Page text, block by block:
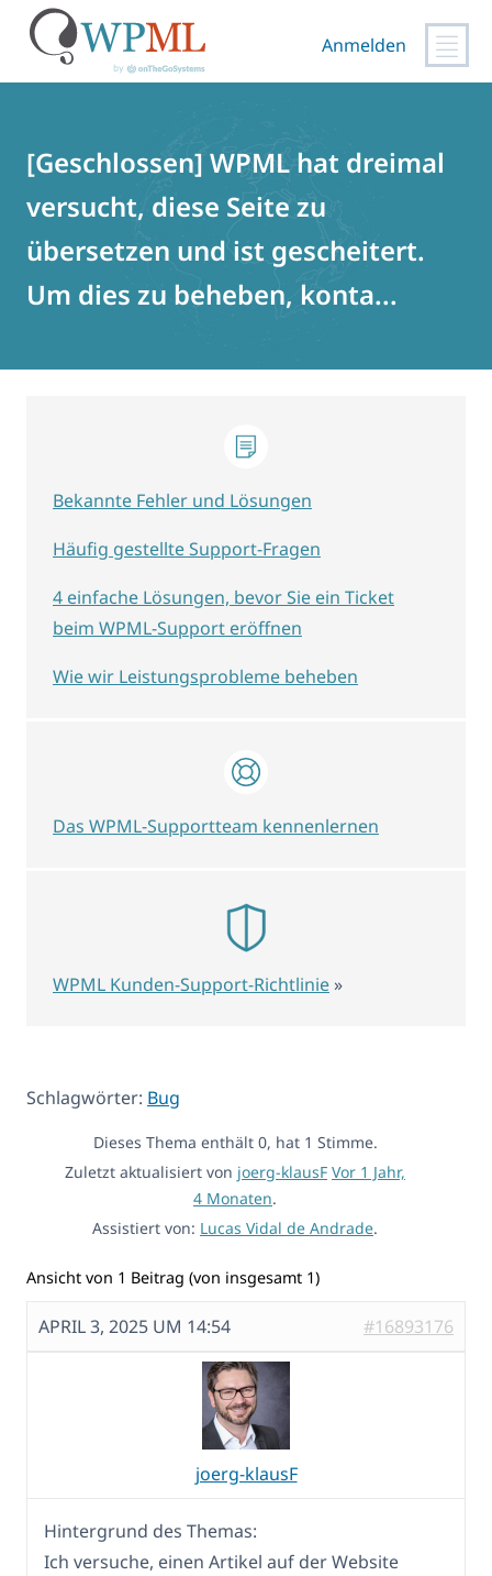
Anmelden
[Geschlossen] WPML hat dreimal
versucht, diese Seite zu
übersetzen und ist gescheitert.
Um dies zu beheben, konta...
Schlagwörter: Bug
Dieses Thema enthält 0, hat 1 Stimme.
Zuletzt aktualisiert von joerg-klausF Vor 1 Jahr,
4 Monaten.
Assistiert von: Lucas Vidal de Andrade.
Ansicht von 1 Beitrag (von insgesamt 1)
APRIL 3, 2025 UM 14:54 #16893176
joerg-klausF
Hintergrund des Themas:
Ich versuche, einen Artikel auf der Website
Bekannte Fehler und Lösungen
Häufig gestellte Support-Fragen
4 einfache Lösungen, bevor Sie ein Ticket
beim WPML-Support eröffnen
Wie wir Leistungsprobleme beheben
Das WPML-Supportteam kennenlernen
WPML Kunden-Support-Richtlinie »